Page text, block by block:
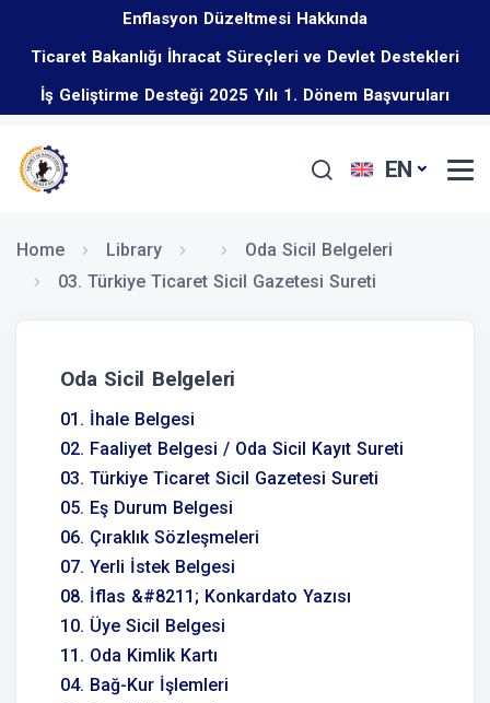
Enflasyon Düzeltmesi Hakkında
Ticaret Bakanlığı İhracat Süreçleri ve Devlet Destekleri
Eğitim Programı Hakkında
İş Geliştirme Desteği 2025 Yılı 1. Dönem Başvuruları
EN
Home Library
Oda Sicil Belgeleri
03. Türkiye Ticaret Sicil Gazetesi Sureti
Oda Sicil Belgeleri
01. İhale Belgesi
02. Faaliyet Belgesi / Oda Sicil Kayıt Sureti
03. Türkiye Ticaret Sicil Gazetesi Sureti
05. Eş Durum Belgesi
06. Çıraklık Sözleşmeleri
07. Yerli İstek Belgesi
08. İflas &#8211; Konkardato Yazısı
10. Üye Sicil Belgesi
11. Oda Kimlik Kartı
04. Bağ-Kur İşlemleri